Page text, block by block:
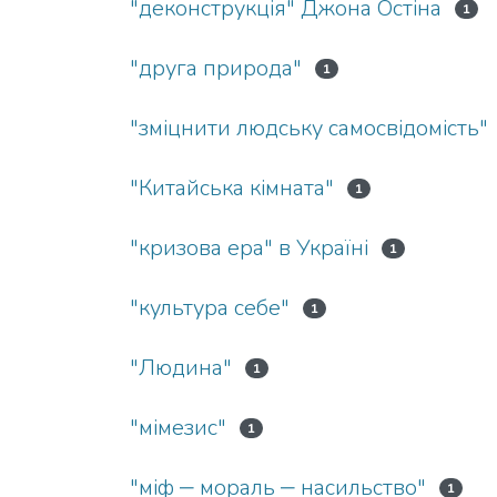
"деконструкція" Джона Остіна 1
"друга природа" 1
"зміцнити людську самосвідомість"
"Китайська кімната"
1
"кризова ера" в Україні 1
"культура себе" 1
"Людина" 1
"мімезис" 1
"міф ‒ мораль ‒ насильство" 1